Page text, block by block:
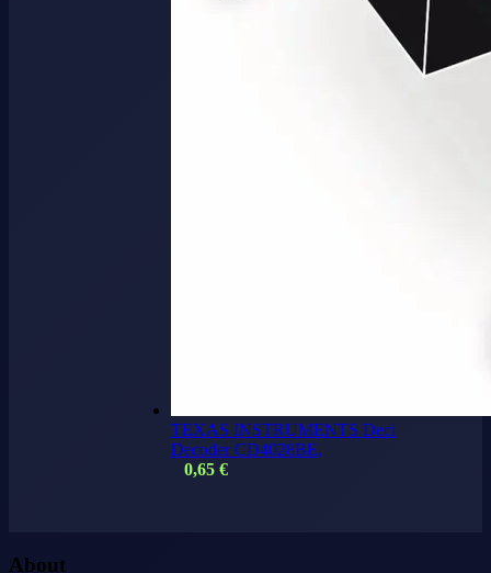
TEXAS INSTRUMENTS Deci
Decoder CD4028BE,
0,65 €
About